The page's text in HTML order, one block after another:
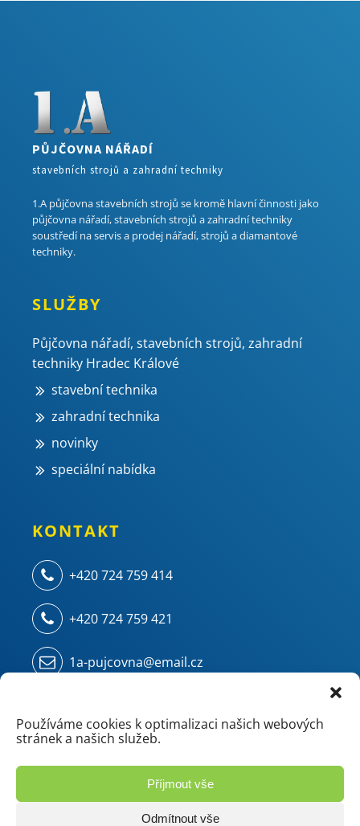
Používáme cookies k optimalizaci našich webových
stránek a našich služeb.
Příjmout vše
Odmítnout vše
PŮJČOVNA NÁŘADÍ
stavebních strojů a zahradní techniky
1.A půjčovna stavebních strojů se kromě hlavní činnosti jako
půjčovna nářadí, stavebních strojů a zahradní techniky
soustředí na servis a prodej nářadí, strojů a diamantové
techniky.
SLUŽBY
Půjčovna nářadí, stavebních strojů, zahradní
techniky Hradec Králové
stavební technika
zahradní technika
novinky
speciální nabídka
KONTAKT
+420 724 759 414
+420 724 759 421
1a-pujcovna@email.cz
500 04 Hradec Králové - Kukleny
(areál ZVU - chemie/mostárna)